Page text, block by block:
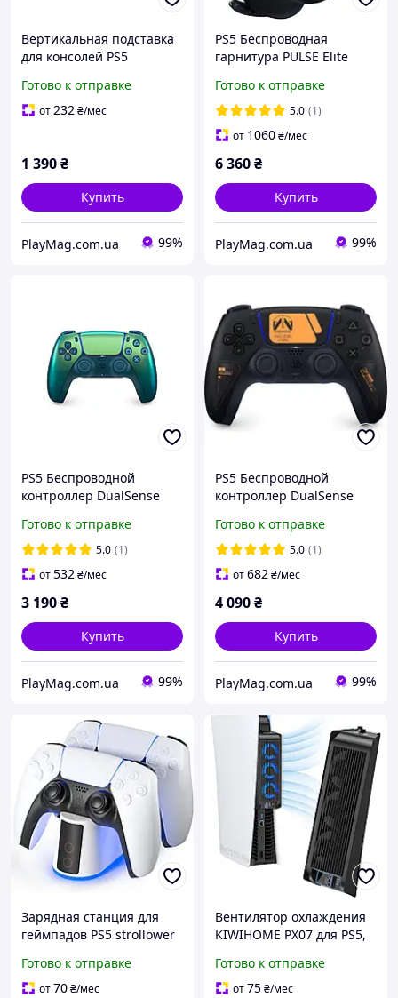
Вертикальная подставка
для консолей PS5
Готово к отправке
от232₴/мес
1 390₴
Купить
PlayMag.com.ua 99%
PS5 Беспроводная
гарнитура PULSE Elite
Готово к отправке
5.0 (1)
от 1060₴/мес
6 360₴
Купить
PlayMag.com.ua 99%
PS5 Беспроводной
контроллер DualSense
Готово к отправке
5.0 (1)
от532₴/мес
3 190₴
Купить
PlayMag.com.ua 99%
PS5 Беспроводной
контроллер DualSense
Edition
Готово к отправке
5.0 (1)
от682₴/мес
4 090₴
Купить
PlayMag.com.ua 99%
Зарядная станция для
геймпадов PS5 strollower
Готово к отправке
от70₴/мес
Вентилятор охлаждения
KIWIHOME PX07 для PS5,
PlayStation 5 Digital и Disc
(2020)
Готово к отправке
от75₴/мес